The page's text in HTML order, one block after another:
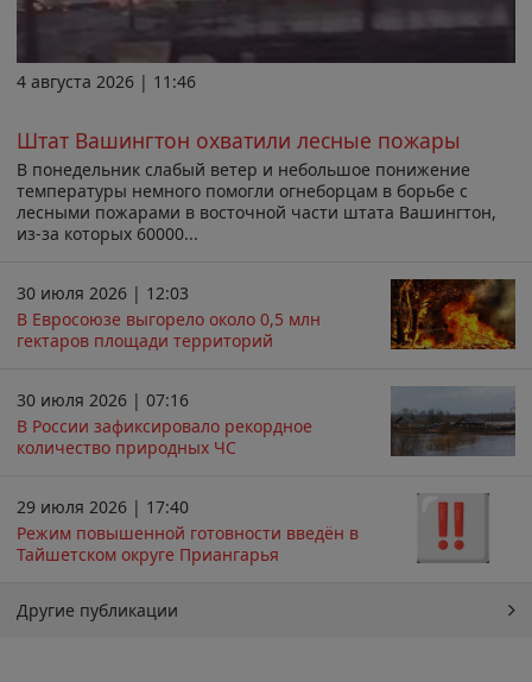
4 августа 2026 | 11:46
Штат Вашингтон охватили лесные пожары
В понедельник слабый ветер и небольшое понижение
температуры немного помогли огнеборцам в борьбе с
лесными пожарами в восточной части штата Вашингтон,
из-за которых 60000...
30 июля 2026 | 12:03
В Евросоюзе выгорело около 0,5 млн
гектаров площади территорий
30 июля 2026 | 07:16
В России зафиксировало рекордное
количество природных ЧС
29 июля 2026 | 17:40
Режим повышенной готовности введён в
Тайшетском округе Приангарья
Другие публикации